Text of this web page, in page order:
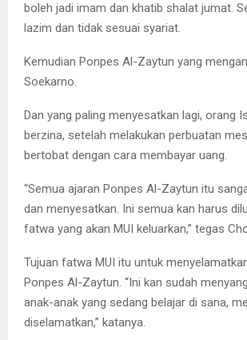
boleh jadi imam dan khatib shalat jumat.
lazim dan tidak sesuai syariat.
Kemudian Ponpes Al-Zaytun yang
Soekarno.
Dan yang paling menyesatkan lagi, orang
berzina, setelah melakukan perbuatan
bertobat dengan cara membayar uang.
“Semua ajaran Ponpes Al-Zaytun itu
dan menyesatkan. Ini semua kan harus
fatwa yang akan MUI keluarkan,” tegas
Tujuan fatwa MUI itu untuk
Ponpes Al-Zaytun. “Ini kan sudah
anak-anak yang sedang belajar di sana,
diselamatkan,” katanya.